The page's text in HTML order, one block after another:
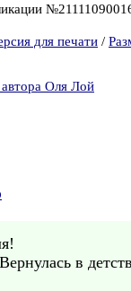
для печати /
Оля Лой
в